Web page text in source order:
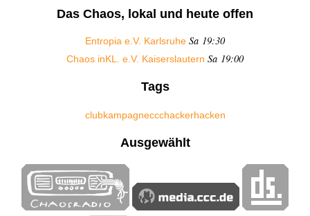
Das Chaos, lokal und heute offen
Entropia e.V. Karlsruhe Sa 19:30
Chaos inKL. e.V. Kaiserslautern Sa 19:00
Tags
clubkampagneccchackerhacken
Ausgewählt